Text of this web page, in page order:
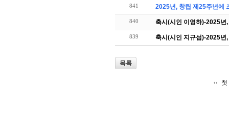
841 2025년, 창립 제25주년에
840 축시(시인 이영하)-2025년
839 축시(시인 지규섭)-2025년
목록
첫